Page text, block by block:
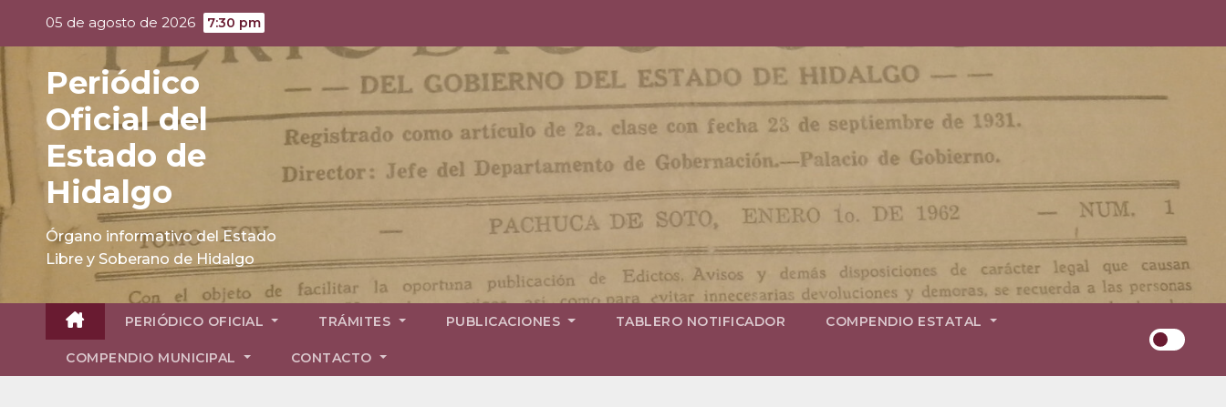
05 de agosto de 2026 7:30 pm
Periódico
Oficial del
Estado de
Hidalgo
Órgano informativo del Estado
Libre y Soberano de Hidalgo
PERIÓDICO OFICIAL TRÁMITES PUBLICACIONES TABLERO NOTIFICADOR COMPENDIO ESTATAL
COMPENDIO MUNICIPAL CONTACTO